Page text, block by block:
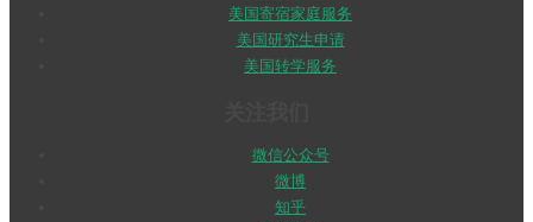
美国寄宿家庭服务
美国研究生申请
美国转学服务
微信公众号
微博
知乎